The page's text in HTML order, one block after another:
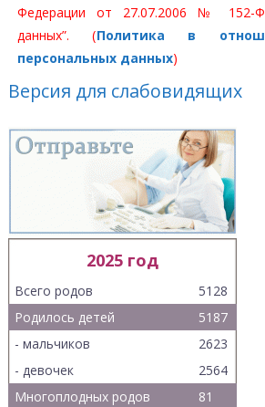
Федерации от 27.07.2006 № 152-
данных”. (Политика в
персональных данных)
Версия для слабовидящих
2025 год
Всего родов
5128
Родилось детей
5187
- мальчиков
2623
- девочек
2564
Многоплодных родов
81